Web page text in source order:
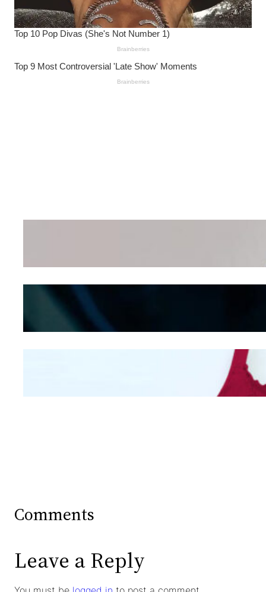
Wanita Pamer Pakaian
Kepribadian
Mengintip Kepribadian
Wanita Dari Warna Bra
Comments
Leave a Reply